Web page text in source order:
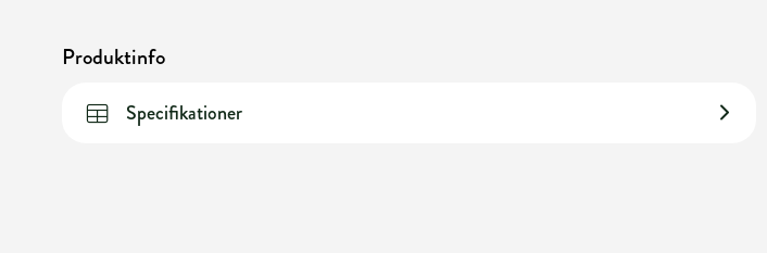
Produktinfo
Specifikationer